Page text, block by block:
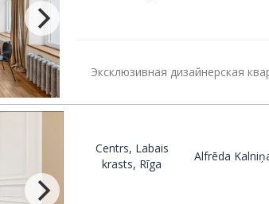
Эксклюзивная дизайнерская
Centrs, Labais
krasts, Rīga
Alfrēda